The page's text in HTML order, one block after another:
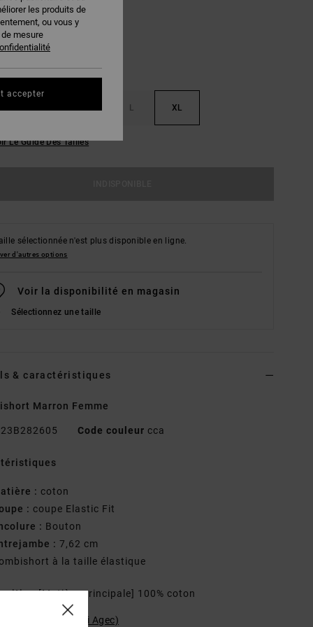
L XL
Le Guide Des Tailles
sélectionnée n'est plus disponible en ligne.
d'autres options
Voir la disponibilité en magasin
Sélectionnez une taille
& caractéristiques
Marron Femme
23B282605 Code couleur cca
: coton
: coupe Elastic Fit
: Bouton
: 7,62 cm
à la taille élastique
[Matière principale] 100% coton
du produit (Loi Agec)
les produits de
ou vous y
mesure
accepter